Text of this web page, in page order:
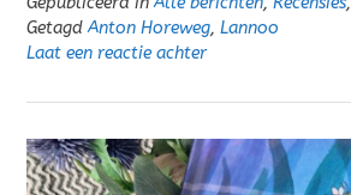
GetagdAnton Horeweg, Lannoo
Laat een reactie achter